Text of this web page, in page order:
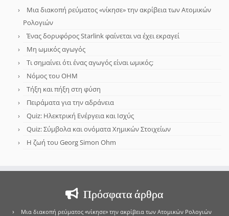
Μια διακοπή ρεύματος «νίκησε» την ακρίβεια των Ατομικών
Ρολογιών
Ένας δορυφόρος Starlink φαίνεται να έχει εκραγεί
Μη ωμικός αγωγός
Τι σημαίνει ότι ένας αγωγός είναι ωμικός;
Νόμος του OHM
Τήξη και πήξη στη φύση
Πειράματα για την αδράνεια
Quiz: Ηλεκτρική Ενέργεια και Ισχύς
Quiz: Σύμβολα και ονόματα Χημικών Στοιχείων
Η ζωή του Georg Simon Ohm
Πρόσφατα άρθρα
Μια διακοπή ρεύματος «νίκησε» την ακρίβεια των Ατομικών Ρολογιών